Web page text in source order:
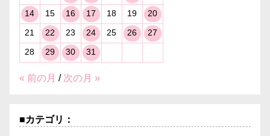
14
15 16 17 18 19
20
21
22 23 24 25 26
27
28
29 30 31
« 前の月 / 次の月 »
■カテゴリ：